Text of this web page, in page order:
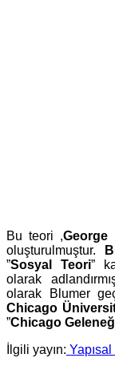
Bu teori ,George
oluşturulmuştur.
”Sosyal Teori”
olarak
olarak Blumer
Chicago
”Chicago
İlgili yayın: